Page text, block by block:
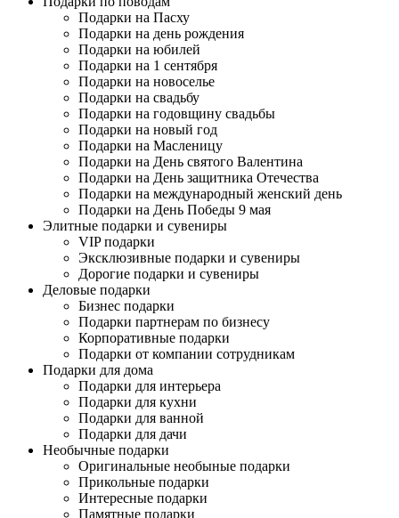
Подарки на Пасху
Подарки на день рождения
Подарки на юбилей
Подарки на 1 сентября
Подарки на новоселье
Подарки на свадьбу
Подарки на годовщину свадьбы
Подарки на новый год
Подарки на Масленицу
Подарки на День святого Валентина
Подарки на День защитника Отечества
Подарки на международный женский день
Подарки на День Победы 9 мая
Элитные подарки и сувениры
VIP подарки
Эксклюзивные подарки и сувениры
Дорогие подарки и сувениры
Деловые подарки
Бизнес подарки
Подарки партнерам по бизнесу
Корпоративные подарки
Подарки от компании сотрудникам
Подарки для дома
Подарки для интерьера
Подарки для кухни
Подарки для ванной
Подарки для дачи
Необычные подарки
Оригинальные необыные подарки
Прикольные подарки
Интересные подарки
Памятные подарки